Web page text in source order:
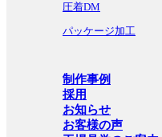
圧着DM
パッケージ加工
制作事例
採用
お知らせ
お客様の声